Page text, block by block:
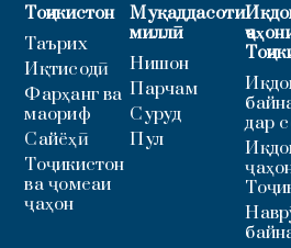
Тоҷикистон
Таърих
Иқтисодӣ
Фарҳанг ва
маориф
Сайёҳӣ
Тоҷикистон
ва ҷомеаи
ҷаҳон
Муқаддасоти
миллӣ
Нишон
Парчам
Суруд
Пул
дар